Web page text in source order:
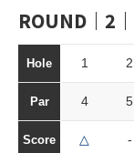
ROUND｜2｜
Hole 1 2
Par 4 5
Score △ -